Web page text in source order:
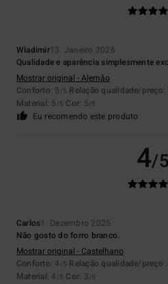
Wladimir13. Janeiro 2026
Qualidade e aparência simplesmente
Mostrar original - Alemão
Conforto: 5 /5 Relação qualidade/preço:
Material: 5 /5 Cor: 5/5
Eu recomendo este produto
4/5
Carlos1. Dezembro 2025
Não gosto do forro branco.
Mostrar original - Castelhano
Conforto: 4 /5 Relação qualidade/preço:
Material: 4 /5 Cor: 3/5